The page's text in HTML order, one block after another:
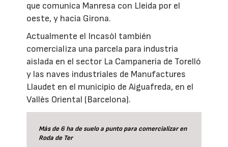
que comunica Manresa con Lleida por el
oeste, y hacia Girona.
Actualmente el Incasòl también
comercializa una parcela para industria
aislada en el sector La Campaneria de Torelló
y las naves industriales de Manufactures
Llaudet en el municipio de Aiguafreda, en el
Vallès Oriental (Barcelona).
Más de 6 ha de suelo a punto para comercializar en
Roda de Ter